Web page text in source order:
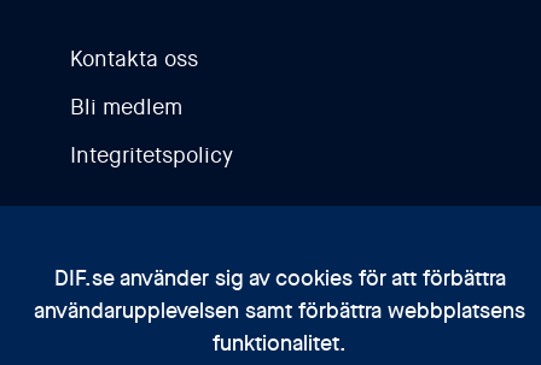
Kontakta oss
Bli medlem
Integritetspolicy
DIF.se använder sig av cookies för att förbättra
användarupplevelsen samt förbättra webbplatsens
funktionalitet.